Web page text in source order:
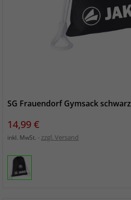
SG Frauendorf Gymsack schwarz
Preis
14,99 €
inkl. MwSt. zzgl. Versand